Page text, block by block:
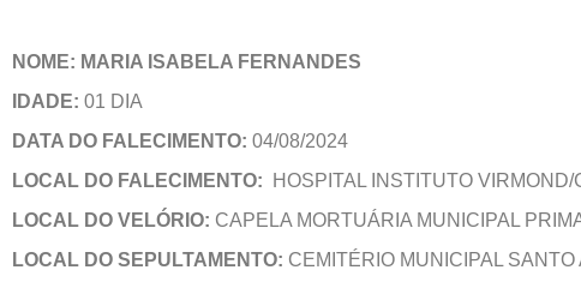
NOME: MARIA ISABELA FERNANDES
IDADE: 01 DIA
DATA DO FALECIMENTO: 04/08/2024
LOCAL DO FALECIMENTO: HOSPITAL INSTITUTO
LOCAL DO VELÓRIO: CAPELA MORTUÁRIA MUNICIPAL
LOCAL DO SEPULTAMENTO: CEMITÉRIO MUNICIPAL